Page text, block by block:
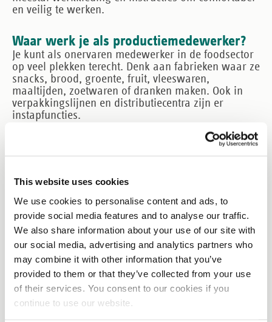
This website uses cookies
We use cookies to personalise content and ads, to
provide social media features and to analyse our traffic.
We also share information about your use of our site with
our social media, advertising and analytics partners who
may combine it with other information that you’ve
provided to them or that they’ve collected from your use
of their services. You consent to our cookies if you
continue to use our website.
en veilig te werken.
Waar werk je als productiemedewerker?
Je kunt als onervaren medewerker in de foodsector
op veel plekken terecht. Denk aan fabrieken waar ze
snacks, brood, groente, fruit, vleeswaren,
maaltijden, zoetwaren of dranken maken. Ook in
verpakkingslijnen en distributiecentra zijn er
instapfuncties.
De werkvloer is vaak strak georganiseerd. Je werkt
met vaste pauzemomenten, duidelijke afspraken en
bedrijven werk je in ploegendienst, zoals ochtend-
Hoe vind je werk zonder
ervaring in de foodindustrie?
Je vindt werk zonder ervaring door te focussen op
functies waar je “on the job” leert en waar je
motivatie zwaarder weegt dan je cv. Je vergroot je
kans als je laat zien dat je betrouwbaar bent, snel